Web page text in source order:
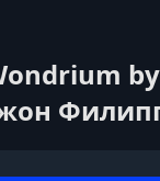
Naturalization
Proof Standard